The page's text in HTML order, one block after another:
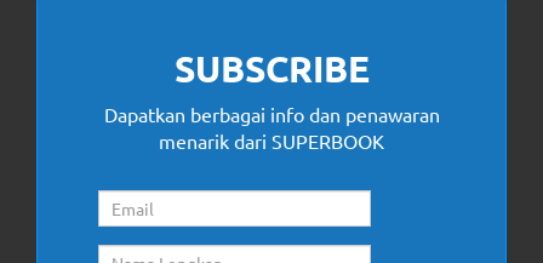
SUBSCRIBE
Dapatkan berbagai info dan penawaran
menarik dari SUPERBOOK